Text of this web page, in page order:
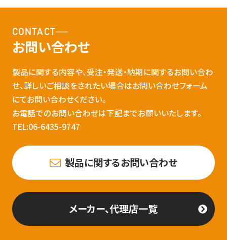
CONTACT
お問い合わせ
製品に関する内容や、受注・発送・納期に関するお問い合わ
せ、詳しいご相談をされたい場合はお問い合わせフォーム
にてお問い合わせください。
お電話でのお問い合わせは下記までお願いいたします。
TEL:06-6435-9747
製品に関するお問い合わせ
メーカー、代理店一覧